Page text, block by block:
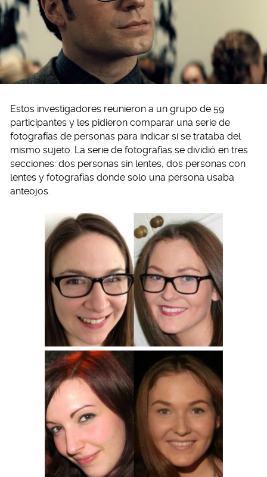
Estos investigadores reunieron a un grupo de 59
participantes y les pidieron comparar una serie de
fotografías de personas para indicar si se trataba del
mismo sujeto. La serie de fotografías se dividió en tres
secciones: dos personas sin lentes, dos personas con
lentes y fotografías donde solo una persona usaba
anteojos.